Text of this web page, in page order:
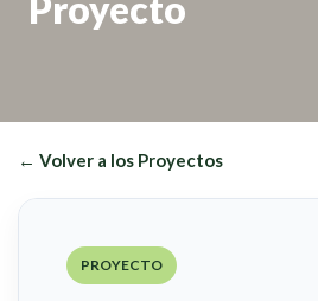
Proyecto
← Volver a los Proyectos
PROYECTO